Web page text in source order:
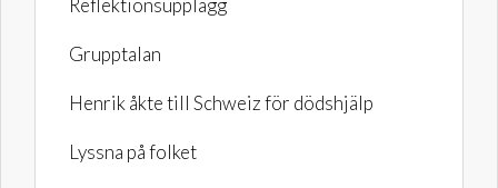
Reflektionsupplägg
Grupptalan
Henrik åkte till Schweiz för dödshjälp
Lyssna på folket